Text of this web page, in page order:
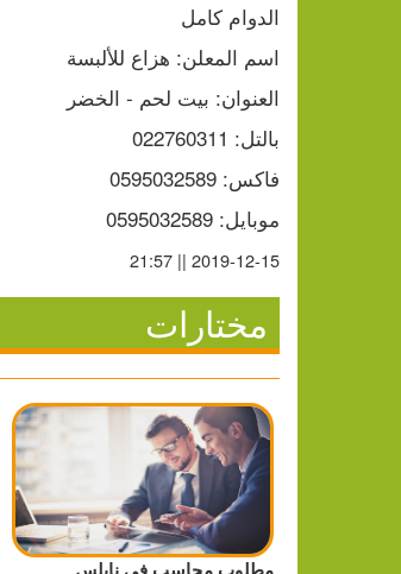
الدوام كامل
اسم المعلن: هزاع للألبسة
العنوان: بيت لحم - الخضر
بالتل: 022760311
فاكس: 0595032589
موبايل: 0595032589
2019-12-15 || 21:57
مختارات